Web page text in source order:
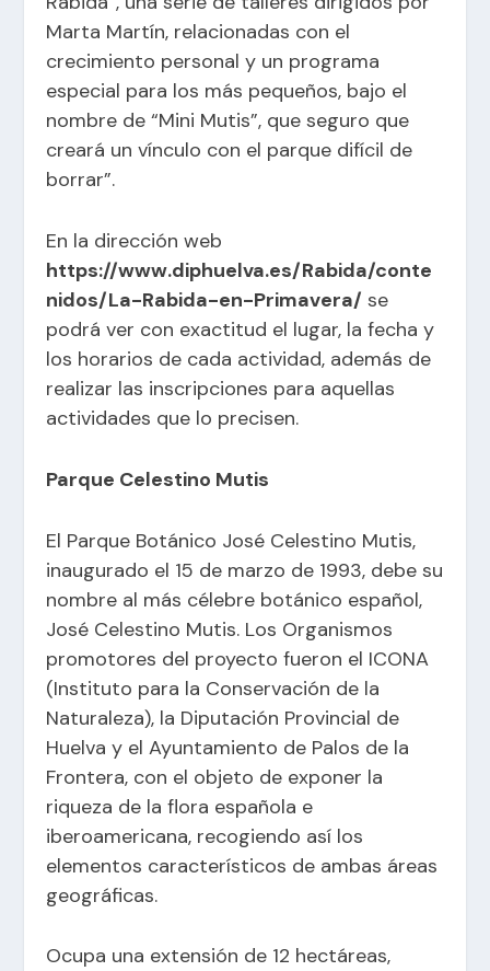
Marta Martín, relacionadas con el
crecimiento personal y un programa
especial para los más pequeños, bajo el
nombre de “Mini Mutis”, que seguro que
creará un vínculo con el parque difícil de
borrar”.
En la dirección web
https://www.diphuelva.es/Rabida/conte
nidos/La-Rabida-en-Primavera/ se
podrá ver con exactitud el lugar, la fecha y
los horarios de cada actividad, además de
realizar las inscripciones para aquellas
actividades que lo precisen.
Parque Celestino Mutis
El Parque Botánico José Celestino Mutis,
inaugurado el 15 de marzo de 1993, debe su
nombre al más célebre botánico español,
José Celestino Mutis. Los Organismos
promotores del proyecto fueron el ICONA
(Instituto para la Conservación de la
Naturaleza), la Diputación Provincial de
Huelva y el Ayuntamiento de Palos de la
Frontera, con el objeto de exponer la
riqueza de la flora española e
iberoamericana, recogiendo así los
elementos característicos de ambas áreas
geográficas.
Ocupa una extensión de 12 hectáreas,